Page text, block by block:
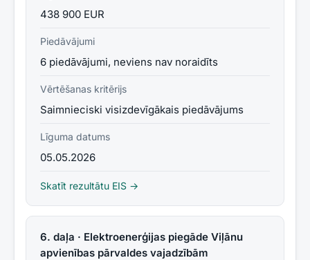
438 900 EUR
Piedāvājumi
6 piedāvājumi, neviens nav noraidīts
Vērtēšanas kritērijs
Saimnieciski visizdevīgākais piedāvājums
Līguma datums
05.05.2026
Skatīt rezultātu EIS →
6. daļa · Elektroenerģijas piegāde Viļānu
apvienības pārvaldes vajadzībām